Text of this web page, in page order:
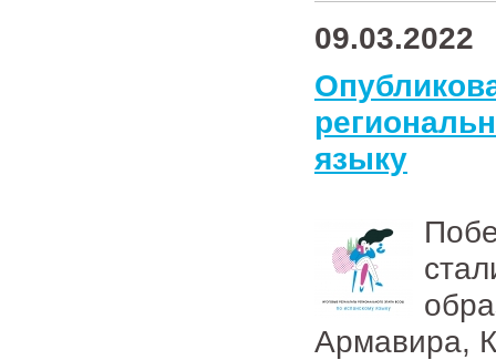
09.03.2022
языку
Армавира,